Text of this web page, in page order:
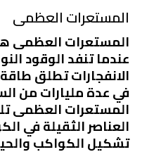
المستعرات العظمى
المستعرات العظمى
عندما تنفد الوقود
الانفجارات تطلق
في عدة مليارات من
المستعرات العظمى
العناصر الثقيلة في
تشكيل الكواكب